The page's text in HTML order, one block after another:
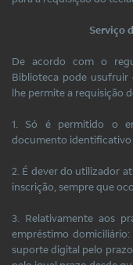
Serviço
De acordo com o
Biblioteca pode
lhe permite a requisição
1. Só é permitido o
documento identificativo
2. É dever do utilizador
inscrição, sempre que
3. Relativamente aos
empréstimo
suporte digital pelo